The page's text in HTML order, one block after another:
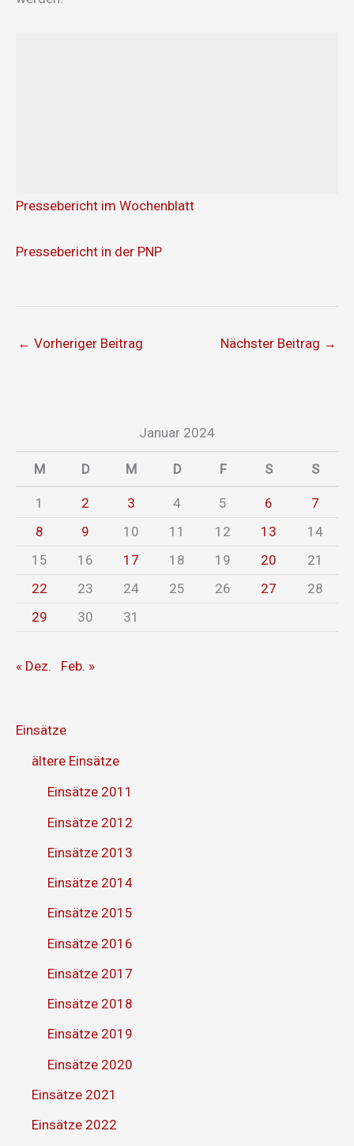
Pressebericht im Wochenblatt
Pressebericht in der PNP
← Vorheriger Beitrag Nächster Beitrag →
Januar 2024
M D M D F S S
1 2 3 4 5 6
7
8
9 10 11 12 13
14
15
16 17 18 19 20
21
22
23 24 25 26 27
28
29
30 31
« Dez. Feb. »
Einsätze
ältere Einsätze
Einsätze 2011
Einsätze 2012
Einsätze 2013
Einsätze 2014
Einsätze 2015
Einsätze 2016
Einsätze 2017
Einsätze 2018
Einsätze 2019
Einsätze 2020
Einsätze 2021
Einsätze 2022